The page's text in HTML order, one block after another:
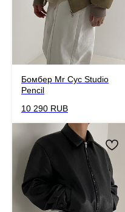
Бомбер Mr Cyc Studio
Pencil
10 290 RUB